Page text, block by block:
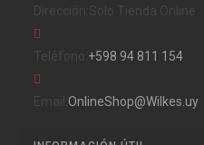
‪+598 94 811 154‬
Email:OnlineShop@Wilkes.uy